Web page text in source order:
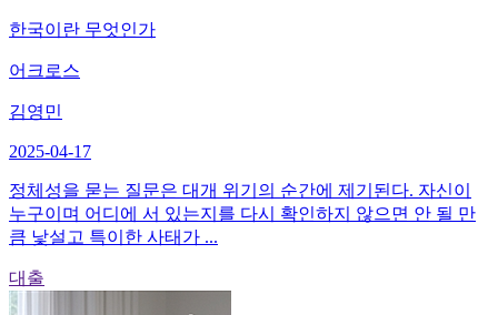
한국이란 무엇인가
어크로스
김영민
2025-04-17
정체성을 묻는 질문은 대개 위기의 순간에 제기된다. 자신이
누구이며 어디에 서 있는지를 다시 확인하지 않으면 안 될 만
큼 낯설고 특이한 사태가 ...
대출